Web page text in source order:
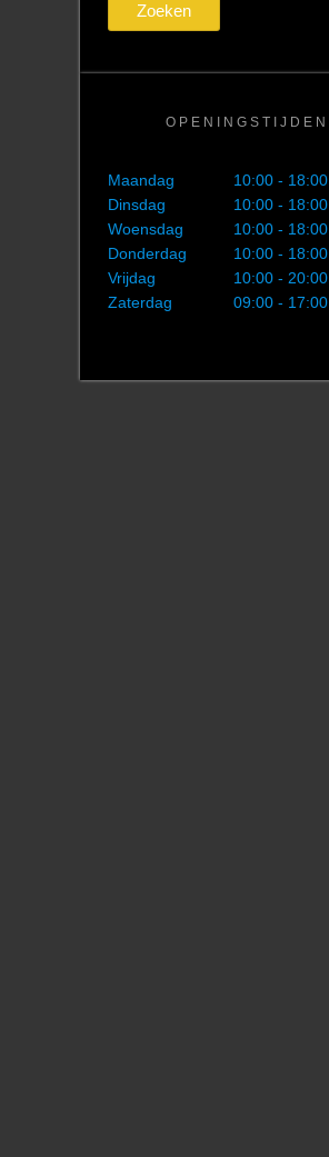
Zoeken
OPENINGSTIJDEN
Maandag
10:00 - 18:00
Dinsdag
10:00 - 18:00
Woensdag
10:00 - 18:00
Donderdag
10:00 - 18:00
Vrijdag
10:00 - 20:00
Zaterdag
09:00 - 17:00